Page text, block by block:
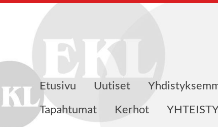
ry
Etusivu Uutiset
Tapahtumat
Kerhot